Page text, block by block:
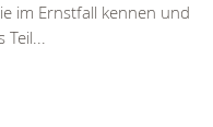
im Ernstfall kennen und
Teil...